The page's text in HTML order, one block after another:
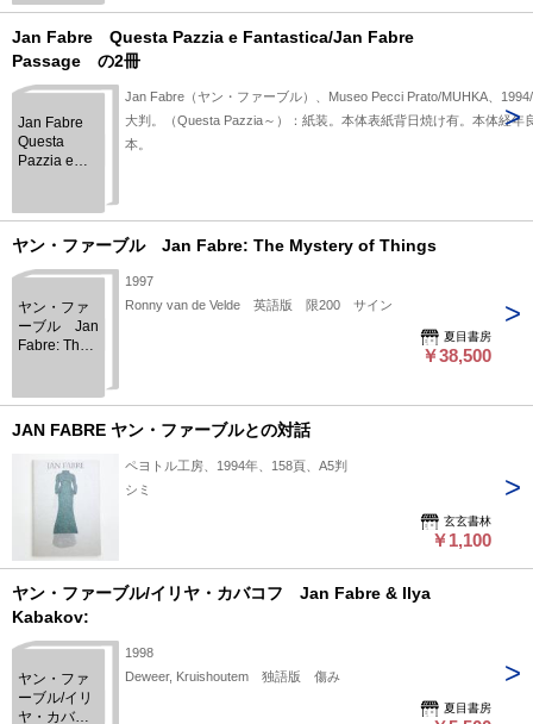
Metamorphose
Jan Fabre Questa Pazzia e Fantastica/Jan Fabre
Passage の2冊
Jan Fabre
Questa
Pazzia e
Passage
の2冊
Jan Fabre（ヤン・ファーブル）、Museo Pecci Prato/MUHKA、
大判。（Questa Pazzia～）：紙装。本体表紙背日焼け有。本体経
ヤン・ファーブル Jan Fabre: The Mystery of Things
ヤン・ファ
ーブル Jan
Fabre: The
1997
Ronny van de Velde 英語版 限200 サイン
夏目書房
￥38,500
JAN FABRE ヤン・ファーブルとの対話
ペヨトル工房、1994年、158頁、A5判
シミ
玄玄書林
￥1,100
ヤン・ファーブル/イリヤ・カバコフ Jan Fabre & Ilya
Kabakov:
ヤン・ファ
ーブル/イリ
ヤ・カバコ
1998
Deweer, Kruishoutem 独語版 傷み
夏目書房